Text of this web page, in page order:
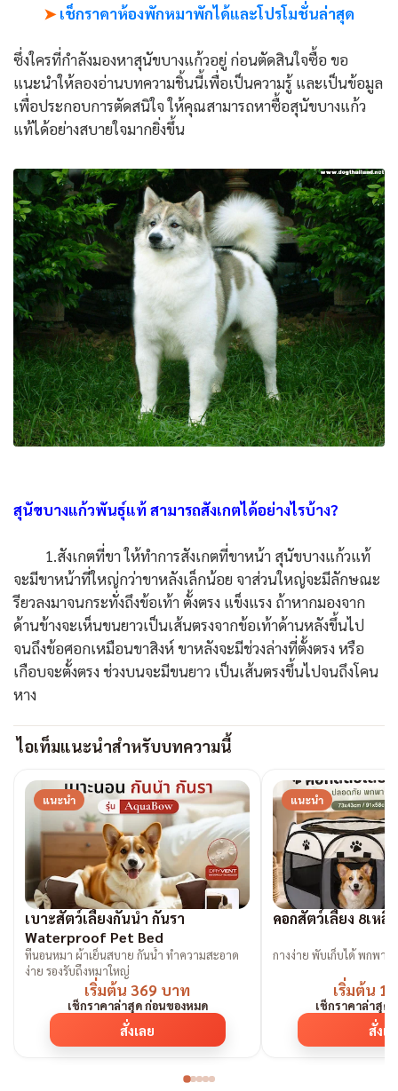
➤ เช็กราคาห้องพักหมาพักได้และโปรโมชั่นล่าสุด
ซึ่งใครที่กำลังมองหาสุนัขบางแก้วอยู่ ก่อนตัดสินใจซื้อ ขอ
แนะนำให้ลองอ่านบทความชิ้นนี้เพื่อเป็นความรู้ และเป็นข้อมูล
เพื่อประกอบการตัดสนิใจ ให้คุณสามารถหาซื้อสุนัขบางแก้ว
แท้ได้อย่างสบายใจมากยิ่งขึ้น
สุนัขบางแก้วพันธุ์แท้ สามารถสังเกตได้อย่างไรบ้าง?
1.สังเกตที่ขา ให้ทำการสังเกตที่ขาหน้า สุนัขบางแก้วแท้
จะมีขาหน้าที่ใหญ่กว่าขาหลังเล็กน้อย จาส่วนใหญ่จะมีลักษณะ
รียวลงมาจนกระทั่งถึงข้อเท้า ตั้งตรง แข็งแรง ถ้าหากมองจาก
ด้านข้างจะเห็นขนยาวเป็นเส้นตรงจากข้อเท้าด้านหลังขึ้นไป
จนถึงข้อศอกเหมือนขาสิงห์ ขาหลังจะมีช่วงล่างที่ตั้งตรง หรือ
เกือบจะตั้งตรง ช่วงบนจะมีขนยาว เป็นเส้นตรงขึ้นไปจนถึงโคน
หาง
ไอเท็มแนะนำสำหรับบทความนี้
แนะนำ
เบาะสัตว์เลี้ยงกันน้ำ กันรา
Waterproof Pet Bed
ที่นอนหมา ผ้าเย็นสบาย กันน้ำ ทำความสะอาด
ง่าย รองรับถึงหมาใหญ่
เริ่มต้น 369 บาท
เช็กราคาล่าสุด ก่อนของหมด
สั่งเลย
แนะนำ
คอกสัตว์เลี้ยง 8เห
กางง่าย พับเก็
เริ่มต้น
เช็กราคาล่าสุด
สั่งเ